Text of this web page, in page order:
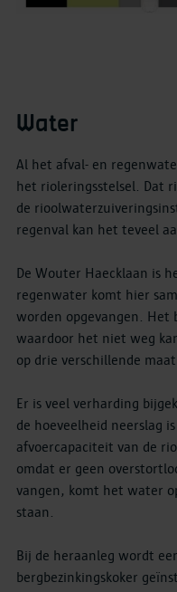
Water
Al het afval- en
het rioleringsstelsel. Dat
de
regenval kan het teveel
De Wouter Haecklaan is
regenwater komt hier
worden opgevangen. Het
waardoor het niet weg
op drie verschillende
Er is veel verharding
de hoeveelheid neerslag
afvoercapaciteit van de
omdat er geen
vangen, komt het water
staan.
Bij de heraanleg wordt
bergbezinkingskoker